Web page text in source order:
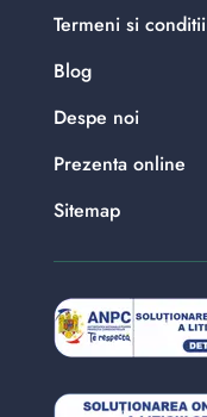
Termeni si conditii
Blog
Despe noi
Prezenta online
Sitemap